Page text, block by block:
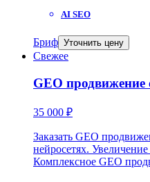
AI SEO
Бриф Уточнить цену
Свежее
GEO продвижение
35 000 ₽
Заказать GEO
нейросетях.
Комплексное GEO